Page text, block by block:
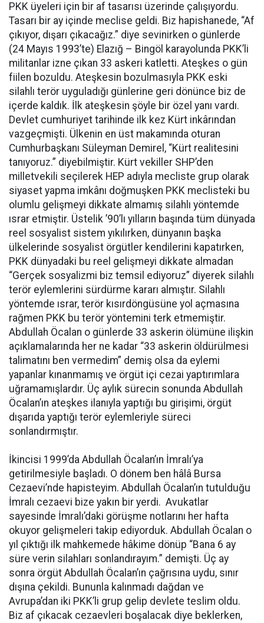
PKK üyeleri için bir af tasarısı üzerinde çalışıyordu.
Tasarı bir ay içinde meclise geldi. Biz hapishanede, “Af
çıkıyor, dışarı çıkacağız.” diye sevinirken o günlerde
(24 Mayıs 1993’te) Elazığ – Bingöl karayolunda PKK’li
militanlar izne çıkan 33 askeri katletti. Ateşkes o gün
fiilen bozuldu. Ateşkesin bozulmasıyla PKK eski
silahlı terör uyguladığı günlerine geri dönünce biz de
içerde kaldık. İlk ateşkesin şöyle bir özel yanı vardı.
Devlet cumhuriyet tarihinde ilk kez Kürt inkârından
vazgeçmişti. Ülkenin en üst makamında oturan
Cumhurbaşkanı Süleyman Demirel, “Kürt realitesini
tanıyoruz.” diyebilmiştir. Kürt vekiller SHP’den
milletvekili seçilerek HEP adıyla mecliste grup olarak
siyaset yapma imkânı doğmuşken PKK meclisteki bu
olumlu gelişmeyi dikkate almamış silahlı yöntemde
ısrar etmiştir. Üstelik ’90’lı yılların başında tüm dünyada
reel sosyalist sistem yıkılırken, dünyanın başka
ülkelerinde sosyalist örgütler kendilerini kapatırken,
PKK dünyadaki bu reel gelişmeyi dikkate almadan
“Gerçek sosyalizmi biz temsil ediyoruz” diyerek silahlı
terör eylemlerini sürdürme kararı almıştır. Silahlı
yöntemde ısrar, terör kısırdöngüsüne yol açmasına
rağmen PKK bu terör yöntemini terk etmemiştir.
Abdullah Öcalan o günlerde 33 askerin ölümüne ilişkin
açıklamalarında her ne kadar “33 askerin öldürülmesi
talimatını ben vermedim” demiş olsa da eylemi
yapanlar kınanmamış ve örgüt içi cezai yaptırımlara
uğramamışlardır. Üç aylık sürecin sonunda Abdullah
Öcalan’ın ateşkes ilanıyla yaptığı bu girişimi, örgüt
dışarıda yaptığı terör eylemleriyle süreci
sonlandırmıştır.
İkincisi 1999’da Abdullah Öcalan’ın İmralı’ya
getirilmesiyle başladı. O dönem ben hâlâ Bursa
Cezaevi’nde hapisteyim. Abdullah Öcalan’ın tutulduğu
İmralı cezaevi bize yakın bir yerdi. Avukatlar
sayesinde İmralı’daki görüşme notlarını her hafta
okuyor gelişmeleri takip ediyorduk. Abdullah Öcalan o
yıl çıktığı ilk mahkemede hâkime dönüp “Bana 6 ay
süre verin silahları sonlandırayım.” demişti. Üç ay
sonra örgüt Abdullah Öcalan’ın çağrısına uydu, sınır
dışına çekildi. Bununla kalınmadı dağdan ve
Avrupa’dan iki PKK’li grup gelip devlete teslim oldu.
Biz af çıkacak cezaevleri boşalacak diye beklerken,